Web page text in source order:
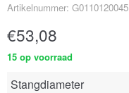
Artikelnummer: G0110120045
€53,08
15 op voorraad
Stangdiameter